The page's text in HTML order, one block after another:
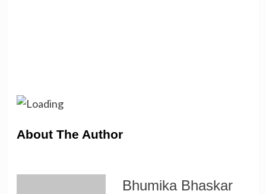
About The Author
Bhumika Bhaskar